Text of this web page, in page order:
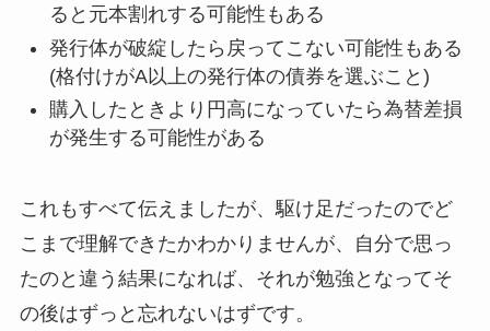
ると元本割れする可能性もある
発行体が破綻したら戻ってこない可能性もある
(格付けがA以上の発行体の債券を選ぶこと)
購入したときより 円高になっていたら為替差損
が発生する可能性がある
これもすべて伝えましたが、駆け足だったのでど
こまで理解できたかわかりませんが、自分で思っ
たのと違う結果になれば、それが勉強となってそ
の後はずっと忘れないはずです。